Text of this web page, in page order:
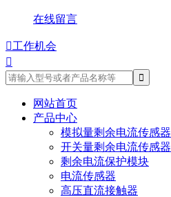
在线留言
工作机会

网站首页
产品中心
模拟量剩余电流传感器
开关量剩余电流传感器
剩余电流保护模块
电流传感器
高压直流接触器